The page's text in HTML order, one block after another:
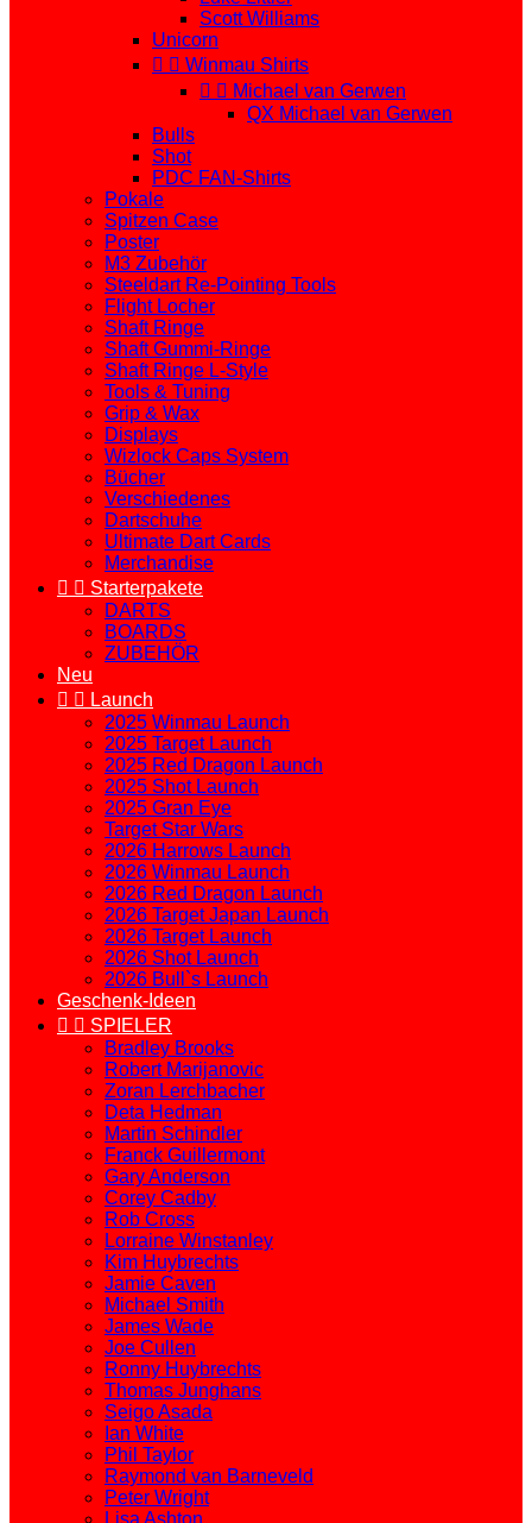
Scott Williams
Unicorn
  Winmau Shirts
  Michael van Gerwen
QX Michael van Gerwen
Bulls
Shot
PDC FAN-Shirts
Pokale
Spitzen Case
Poster
M3 Zubehör
Steeldart Re-Pointing Tools
Flight Locher
Shaft Ringe
Shaft Gummi-Ringe
Shaft Ringe L-Style
Tools & Tuning
Grip & Wax
Displays
Wizlock Caps System
Bücher
Verschiedenes
Dartschuhe
Ultimate Dart Cards
Merchandise
  Starterpakete
DARTS
BOARDS
ZUBEHÖR
Neu
  Launch
2025 Winmau Launch
2025 Target Launch
2025 Red Dragon Launch
2025 Shot Launch
2025 Gran Eye
Target Star Wars
2026 Harrows Launch
2026 Winmau Launch
2026 Red Dragon Launch
2026 Target Japan Launch
2026 Target Launch
2026 Shot Launch
2026 Bull`s Launch
Geschenk-Ideen
  SPIELER
Bradley Brooks
Robert Marijanovic
Zoran Lerchbacher
Deta Hedman
Martin Schindler
Franck Guillermont
Gary Anderson
Corey Cadby
Rob Cross
Lorraine Winstanley
Kim Huybrechts
Jamie Caven
Michael Smith
James Wade
Joe Cullen
Ronny Huybrechts
Thomas Junghans
Seigo Asada
Ian White
Phil Taylor
Raymond van Barneveld
Peter Wright
Lisa Ashton